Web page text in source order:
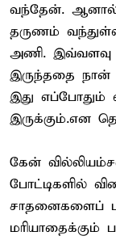
வந்தேன்.
தருணம்
அணி. இவ்வளவு
இருந்ததை நான்
இது எப்போதும்
இருக்கும்.என
கேன்
போட்டிகளில்
சாதனைகளைப்
மரியாதைக்கும்